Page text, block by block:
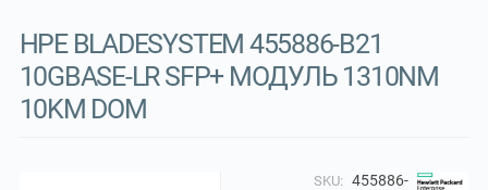
HPE BLADESYSTEM 455886-B21
10GBASE-LR SFP+ МОДУЛЬ 1310NM
10KM DOM
SKU:
455886-